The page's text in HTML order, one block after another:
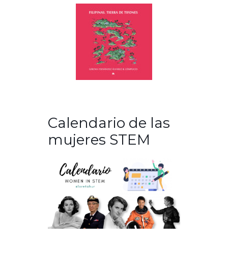
Calendario de las
mujeres STEM